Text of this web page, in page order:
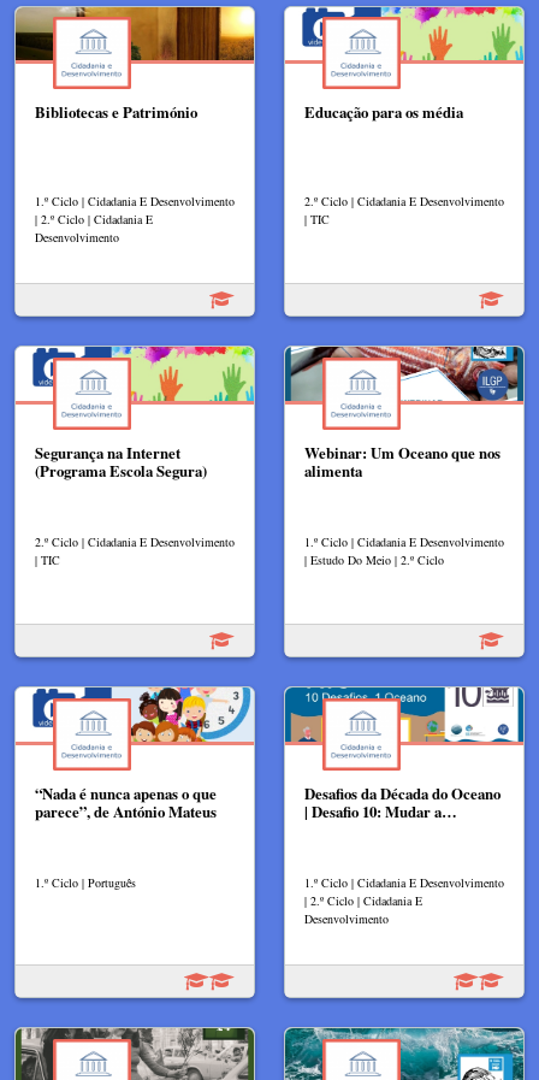
Bibliotecas e Património
1.º Ciclo | Cidadania E Desenvolvimento
| 2.º Ciclo | Cidadania E
Desenvolvimento
Educação para os média
2.º Ciclo | Cidadania E Desenvolvimento
| TIC
Segurança na Internet
(Programa Escola Segura)
2.º Ciclo | Cidadania E Desenvolvimento
| TIC
Webinar: Um Oceano que nos
alimenta
1.º Ciclo | Cidadania E Desenvolvimento
| Estudo Do Meio | 2.º Ciclo
“Nada é nunca apenas o que
parece”, de António Mateus
1.º Ciclo | Português
Desafios da Década do Oceano
| Desafio 10: Mudar a…
1.º Ciclo | Cidadania E Desenvolvimento
| 2.º Ciclo | Cidadania E
Desenvolvimento